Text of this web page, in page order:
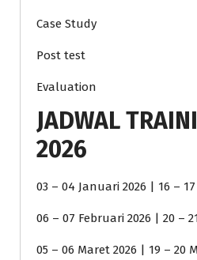
Case Study
Post test
Evaluation
JADWAL
2026
03 – 04 Januari 2026 | 16 –
06 – 07 Februari 2026 | 20 –
05 – 06 Maret 2026 | 19 – 20